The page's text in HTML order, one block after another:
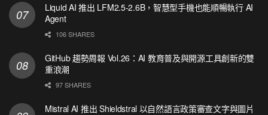
Liquid AI 推出 LFM2.5-2.6B，智慧型手機也能順暢執行 AI
Agent
106 SHARES
GitHub 趨勢周報 Vol.26：AI 教育普及與開源工具創新的雙
重浪潮
97 SHARES
Mistral AI 推出 Shieldstral 以自然語言政策審查文字與圖片